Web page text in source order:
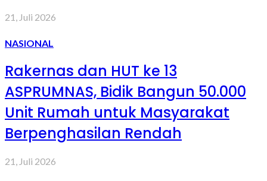
21, Juli 2026
NASIONAL
Rakernas dan HUT ke 13
ASPRUMNAS, Bidik Bangun 50.000
Unit Rumah untuk Masyarakat
Berpenghasilan Rendah
21, Juli 2026